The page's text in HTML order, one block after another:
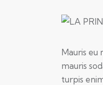
Mauris eu
mauris
turpis